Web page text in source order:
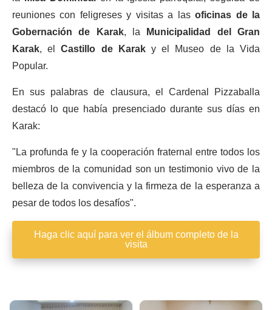
reuniones con feligreses y visitas a lasoficinas de la
Gobernación de Karak, la Municipalidad del Gran
Karak, elCastillo de Karaky el Museo de la Vida
Popular.
En sus palabras de clausura, el Cardenal Pizzaballa
destacó lo que había presenciado durante sus días en
Karak:
"La profunda fe y la cooperación fraternal entre todos los
miembros de la comunidad son un testimonio vivo de la
belleza de la convivencia y la firmeza de la esperanza a
pesar de todos los desafíos".
Haga clic aquí para ver el álbum completo de la
visita